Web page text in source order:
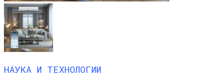
НАУКА И ТЕХНОЛОГИИ